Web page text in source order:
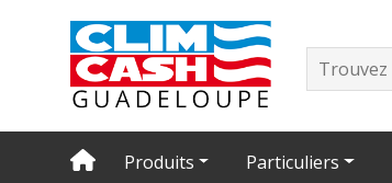
Produits Particuliers